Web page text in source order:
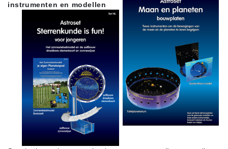
instrumenten en modellen